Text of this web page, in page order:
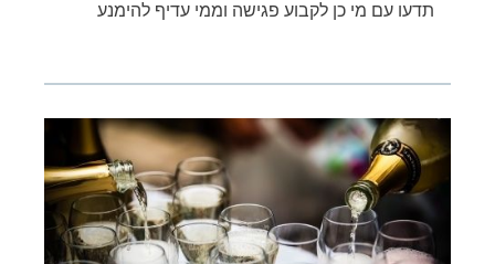
תדעו עם מי כן לקבוע פגישה וממי עדיף להימנע